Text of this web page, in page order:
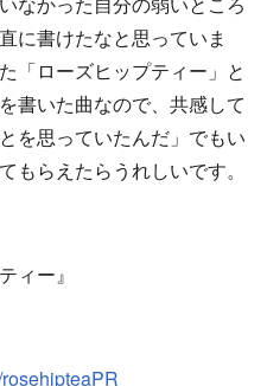
に書けたなと思っていま
「ローズヒップティー」と
書いた曲なので、共感して
を思っていたんだ」でもい
もらえたらうれしいです。
ィー』